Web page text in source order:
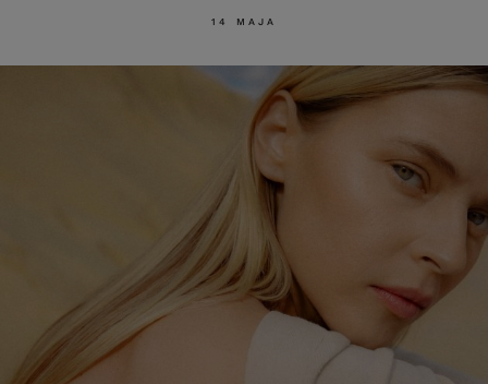
14 MAJA